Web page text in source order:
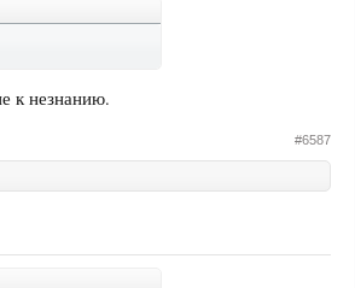
к незнанию.
#6587